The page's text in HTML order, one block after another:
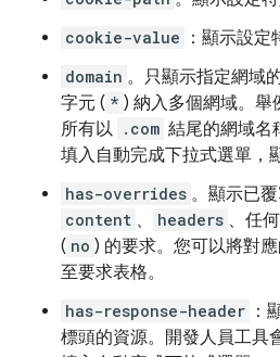
cookie-value ：顯示設定
domain 。只顯示指定網域
字元 ( * ) 納入多個網域。舉
所有以 .com 結尾的網域名
填入自動完成下拉式選單，
has-overrides 。顯示已
content 、 headers 、任
( no ) 的要求。您可以將對應
至要求表格。
has-response-header ：
標頭的資源。開發人員工具